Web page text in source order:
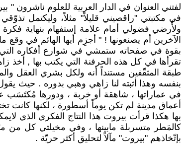
لفتني العنوان في الدار العربية للعلوم
في مكتبتي "راقصيني قليلاً" مثلاً، وليكتمل
ولأُرضي فضولي أمام علامة إستفهام بنهاية
الآخرين أم يصنعونها ! " أجزِم أيها الهائم في
بقوة في صفحاته ستمشي في شوارع أفكاره التي
تقرأها في كل هذه الحرفنة التي يكتب بها , أخذ
طبقة المثقّفين مستنداً أنه ولكل بشري العقل
بنفسه وهذا أثبته لنا زاهي وهبي بدوره . حيث
في عماراتها ، شاهقة أو خربة ، ودورها مُكتَسَب
أعماق مدينة لم تكن يوماً أسطورة ، لكنها كانت
بها هكذا قرأت بيروت هذا النتاج الفكري الذي
كالمَطر متسربلة مابينها ، وفي مخيلتي كل من
بإتّخاذهم "بيروت" مآلاً لتحليق أكثر حريّة .